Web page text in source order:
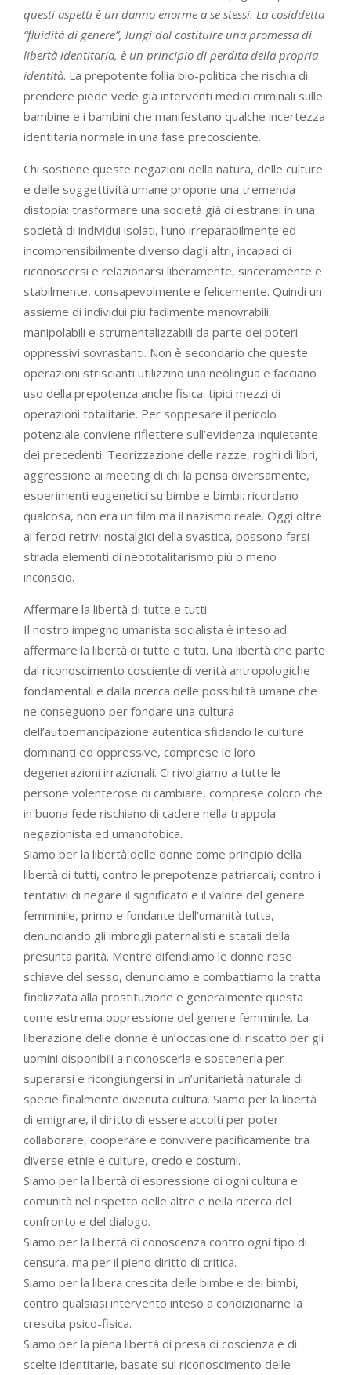
questi aspetti è un danno enorme a se stessi. La cosiddetta
“fluidità di genere”, lungi dal costituire una promessa di
libertà identitaria, è un principio di perdita della propria
identità. La prepotente follia bio-politica che rischia di
prendere piede vede già interventi medici criminali sulle
bambine e i bambini che manifestano qualche incertezza
identitaria normale in una fase precosciente.
Chi sostiene queste negazioni della natura, delle culture
e delle soggettività umane propone una tremenda
distopia: trasformare una società già di estranei in una
società di individui isolati, l’uno irreparabilmente ed
incomprensibilmente diverso dagli altri, incapaci di
riconoscersi e relazionarsi liberamente, sinceramente e
stabilmente, consapevolmente e felicemente. Quindi un
assieme di individui più facilmente manovrabili,
manipolabili e strumentalizzabili da parte dei poteri
oppressivi sovrastanti. Non è secondario che queste
operazioni striscianti utilizzino una neolingua e facciano
uso della prepotenza anche fisica: tipici mezzi di
operazioni totalitarie. Per soppesare il pericolo
potenziale conviene riflettere sull’evidenza inquietante
dei precedenti. Teorizzazione delle razze, roghi di libri,
aggressione ai meeting di chi la pensa diversamente,
esperimenti eugenetici su bimbe e bimbi: ricordano
qualcosa, non era un film ma il nazismo reale. Oggi oltre
ai feroci retrivi nostalgici della svastica, possono farsi
strada elementi di neototalitarismo più o meno
inconscio.
Affermare la libertà di tutte e tutti
Il nostro impegno umanista socialista è inteso ad
affermare la libertà di tutte e tutti. Una libertà che parte
dal riconoscimento cosciente di verità antropologiche
fondamentali e dalla ricerca delle possibilità umane che
ne conseguono per fondare una cultura
dell’autoemancipazione autentica sfidando le culture
dominanti ed oppressive, comprese le loro
degenerazioni irrazionali. Ci rivolgiamo a tutte le
persone volenterose di cambiare, comprese coloro che
in buona fede rischiano di cadere nella trappola
negazionista ed umanofobica.
Siamo per la libertà delle donne come principio della
libertà di tutti, contro le prepotenze patriarcali, contro i
tentativi di negare il significato e il valore del genere
femminile, primo e fondante dell’umanità tutta,
denunciando gli imbrogli paternalisti e statali della
presunta parità. Mentre difendiamo le donne rese
schiave del sesso, denunciamo e combattiamo la tratta
finalizzata alla prostituzione e generalmente questa
come estrema oppressione del genere femminile. La
liberazione delle donne è un’occasione di riscatto per gli
uomini disponibili a riconoscerla e sostenerla per
superarsi e ricongiungersi in un’unitarietà naturale di
specie finalmente divenuta cultura. Siamo per la libertà
di emigrare, il diritto di essere accolti per poter
collaborare, cooperare e convivere pacificamente tra
diverse etnie e culture, credo e costumi.
Siamo per la libertà di espressione di ogni cultura e
comunità nel rispetto delle altre e nella ricerca del
confronto e del dialogo.
Siamo per la libertà di conoscenza contro ogni tipo di
censura, ma per il pieno diritto di critica.
Siamo per la libera crescita delle bimbe e dei bimbi,
contro qualsiasi intervento inteso a condizionarne la
crescita psico-fisica.
Siamo per la piena libertà di presa di coscienza e di
scelte identitarie, basate sul riconoscimento delle